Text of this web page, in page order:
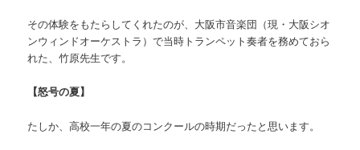
その体験をもたらしてくれたのが、大阪市音楽団（現・大阪シオ
ンウィンドオーケストラ）で当時トランペット奏者を務めておら
れた、竹原先生です。
【怒号の夏】
たしか、高校一年の夏のコンクールの時期だったと思います。